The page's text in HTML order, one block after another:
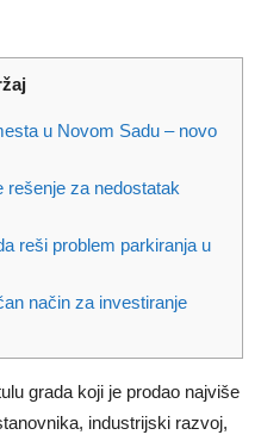
u Novom Sadu – novo
rešenje za nedostatak
reši problem parkiranja u
način za investiranje
grada koji je prodao najviše
industrijski razvoj,